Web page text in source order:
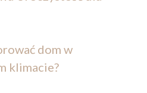
dom w
klimacie?